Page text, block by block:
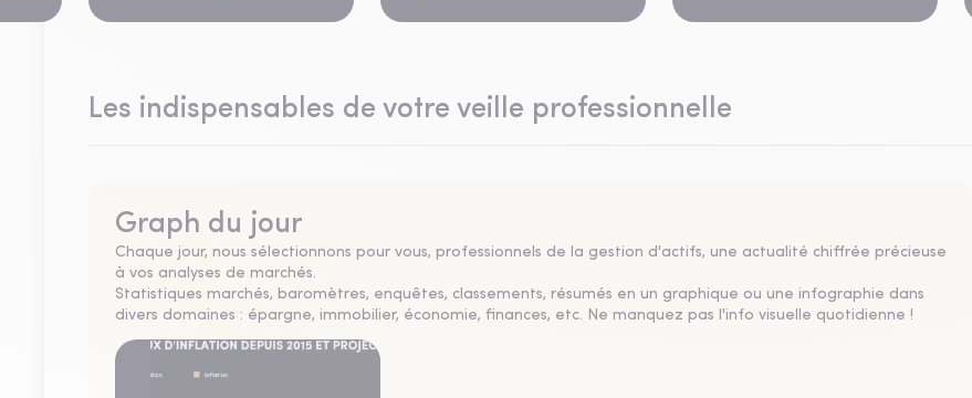
Les indispensables de votre veille professionnelle
Graph du jour
Chaque jour, nous sélectionnons pour vous, professionnels de la gestion d'actifs, une actualité chiffrée précieuse
à vos analyses de marchés.
Statistiques marchés, baromètres, enquêtes, classements, résumés en un graphique ou une infographie dans
divers domaines : épargne, immobilier, économie, finances, etc. Ne manquez pas l'info visuelle quotidienne !